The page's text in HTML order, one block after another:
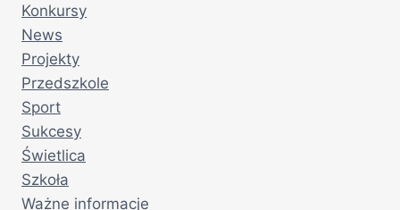
Konkursy
News
Projekty
Przedszkole
Sport
Sukcesy
Świetlica
Szkoła
Ważne informacje